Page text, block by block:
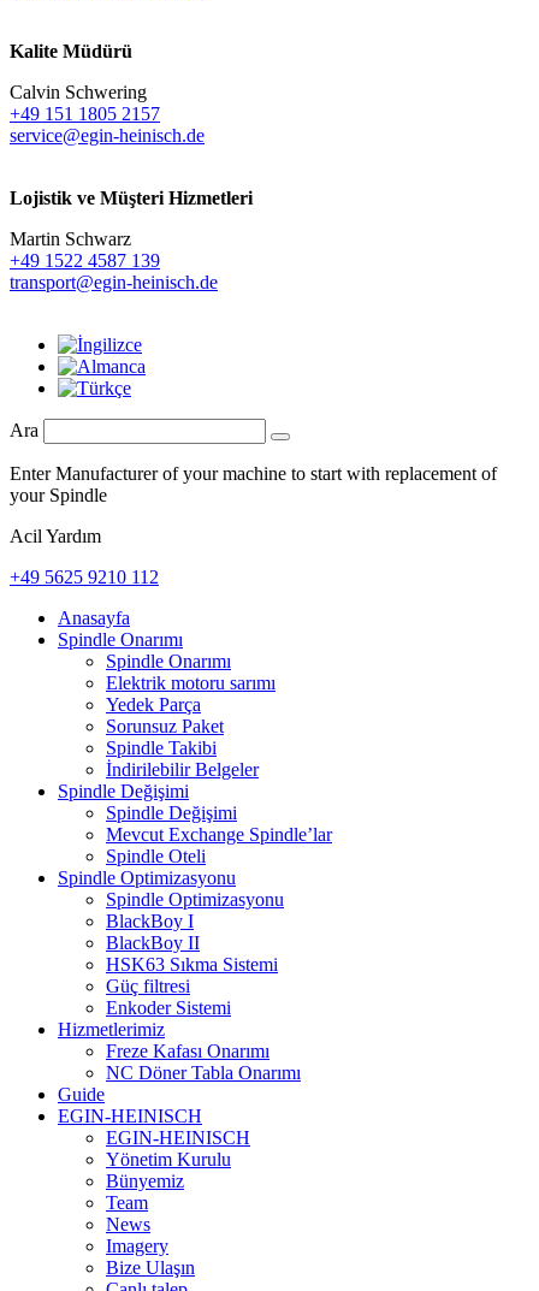
Kalite Müdürü
Calvin Schwering
+49 151 1805 2157
service@egin-heinisch.de
Lojistik ve Müşteri Hizmetleri
Martin Schwarz
+49 1522 4587 139
transport@egin-heinisch.de
Ara
Enter Manufacturer of your machine to start with replacement of
your Spindle
Acil Yardım
+49 5625 9210 112
Anasayfa
Spindle Onarımı
Spindle Onarımı
Elektrik motoru sarımı
Yedek Parça
Sorunsuz Paket
Spindle Takibi
İndirilebilir Belgeler
Spindle Değişimi
Spindle Değişimi
Mevcut Exchange Spindle’lar
Spindle Oteli
Spindle Optimizasyonu
Spindle Optimizasyonu
BlackBoy I
BlackBoy II
HSK63 Sıkma Sistemi
Güç filtresi
Enkoder Sistemi
Hizmetlerimiz
Freze Kafası Onarımı
NC Döner Tabla Onarımı
Guide
EGIN-HEINISCH
EGIN-HEINISCH
Yönetim Kurulu
Bünyemiz
Team
News
Imagery
Bize Ulaşın